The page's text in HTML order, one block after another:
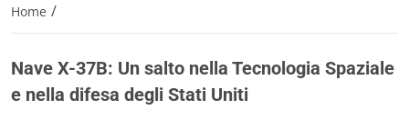
Home /
Nave X-37B: Un salto nella Tecnologia Spaziale
e nella difesa degli Stati Uniti